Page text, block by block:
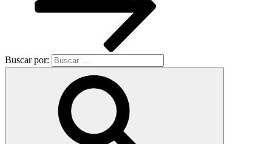
Buscar por: